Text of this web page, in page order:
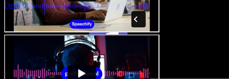
Deschide Studio